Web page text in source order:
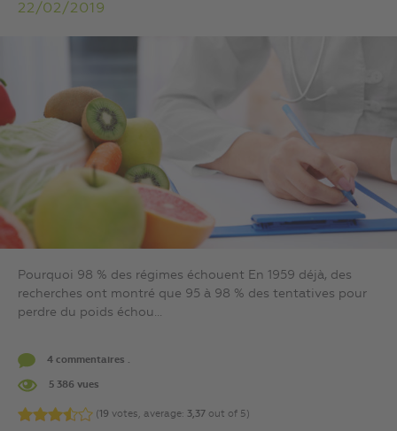
22/02/2019
Pourquoi 98 % des régimes échouent En 1959 déjà, des
recherches ont montré que 95 à 98 % des tentatives pour
perdre du poids échou...
4 commentaires .
5 386 vues
(19 votes, average: 3,37 out of 5)